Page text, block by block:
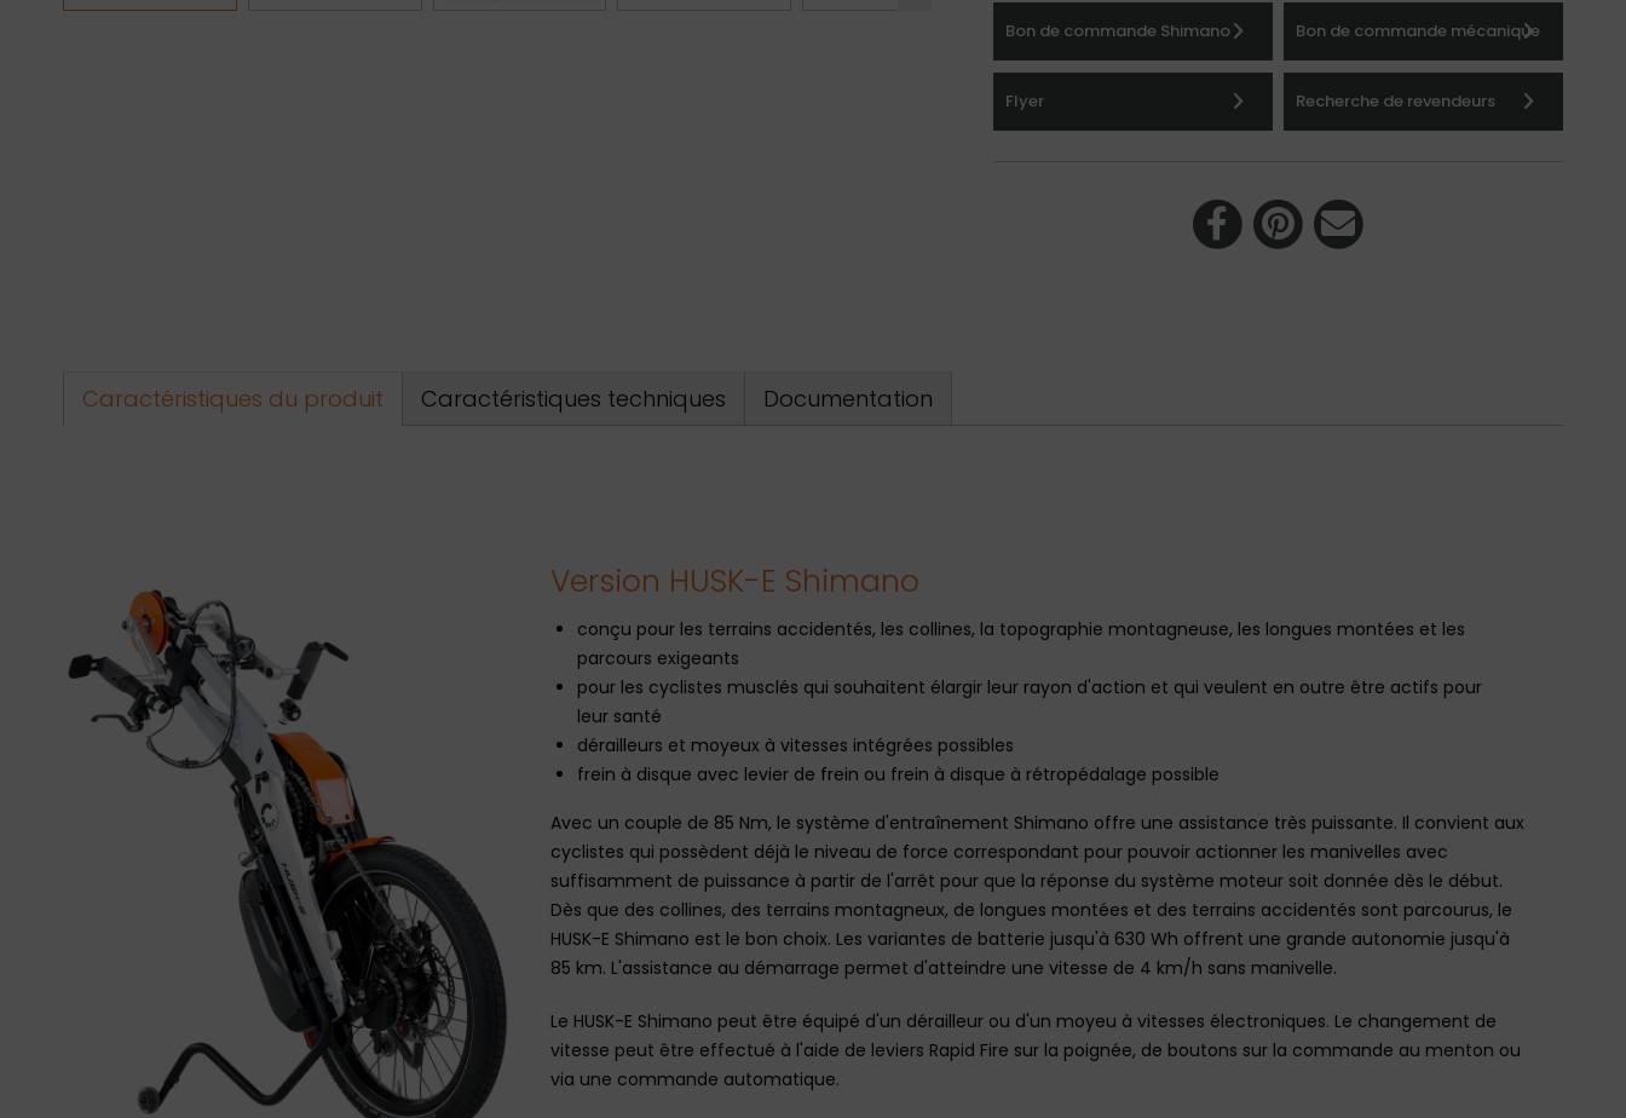
Bon de commande Shimano
Flyer
Bon de commande mécanique
Recherche de revendeurs
Caractéristiques du produit Caractéristiques techniques Documentation
Version HUSK-E Shimano
conçu pour les terrains accidentés, les collines, la topographie montagneuse, les longues montées et les
parcours exigeants
pour les cyclistes musclés qui souhaitent élargir leur rayon d'action et qui veulent en outre être actifs pour
leur santé
dérailleurs et moyeux à vitesses intégrées possibles
frein à disque avec levier de frein ou frein à disque à rétropédalage possible
Avec un couple de 85 Nm, le système d'entraînement Shimano offre une assistance très puissante. Il convient aux
cyclistes qui possèdent déjà le niveau de force correspondant pour pouvoir actionner les manivelles avec
suffisamment de puissance à partir de l'arrêt pour que la réponse du système moteur soit donnée dès le début.
Dès que des collines, des terrains montagneux, de longues montées et des terrains accidentés sont parcourus, le
HUSK-E Shimano est le bon choix. Les variantes de batterie jusqu'à 630 Wh offrent une grande autonomie jusqu'à
85 km. L'assistance au démarrage permet d'atteindre une vitesse de 4 km/h sans manivelle.
Le HUSK-E Shimano peut être équipé d'un dérailleur ou d'un moyeu à vitesses électroniques. Le changement de
vitesse peut être effectué à l'aide de leviers Rapid Fire sur la poignée, de boutons sur la commande au menton ou
via une commande automatique.